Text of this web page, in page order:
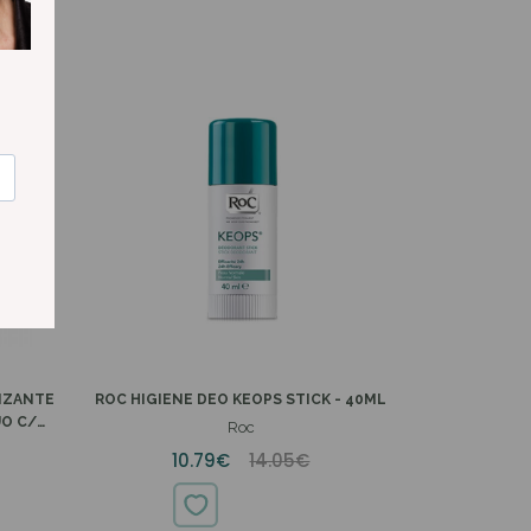
C/
ROC HIGIENE DEO KEOPS STICK - 40ML
Roc
10.79€ 14.05€